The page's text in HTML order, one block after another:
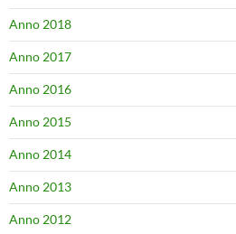
Anno 2018
Anno 2017
Anno 2016
Anno 2015
Anno 2014
Anno 2013
Anno 2012